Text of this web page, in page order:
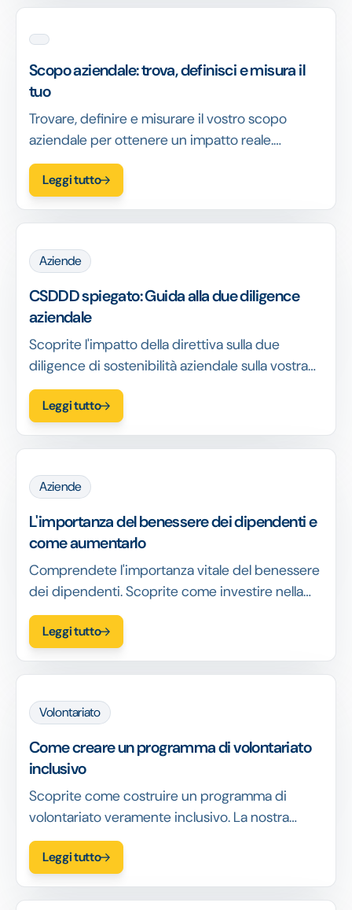
Scopo aziendale: trova, definisci e misura il
tuo
Trovare, definire e misurare il vostro scopo
aziendale per ottenere un impatto reale.
Ottenete indicazioni pratiche, vedete esempi e
imparate a costruire uno scopo significativo.
Leggi tutto
Aziende
CSDDD spiegato: Guida alla due diligence
aziendale
Scoprite l'impatto della direttiva sulla due
diligence di sostenibilità aziendale sulla vostra
attività. Scoprite chi è interessato e i passi
fondamentali da compiere per allinearsi.
Leggi tutto
Aziende
L'importanza del benessere dei dipendenti e
come aumentarlo
Comprendete l'importanza vitale del benessere
dei dipendenti. Scoprite come investire nella
salute del vostro team porti a un maggiore
impegno, alla fidelizzazione e al successo
Leggi tutto
Volontariato
Come creare un programma di volontariato
inclusivo
Scoprite come costruire un programma di
volontariato veramente inclusivo. La nostra
guida offre suggerimenti, strategie e vantaggi
per rendere il vostro programma accogliente
Leggi tutto